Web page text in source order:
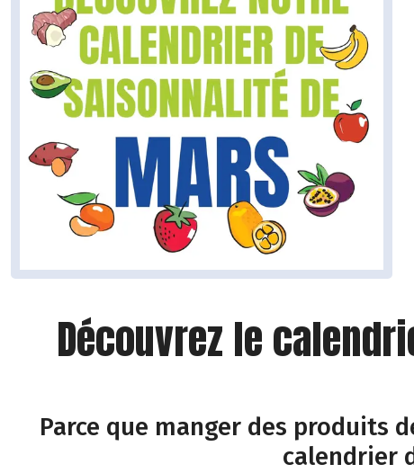
Découvrez le
Parce que manger des produits
calendrier